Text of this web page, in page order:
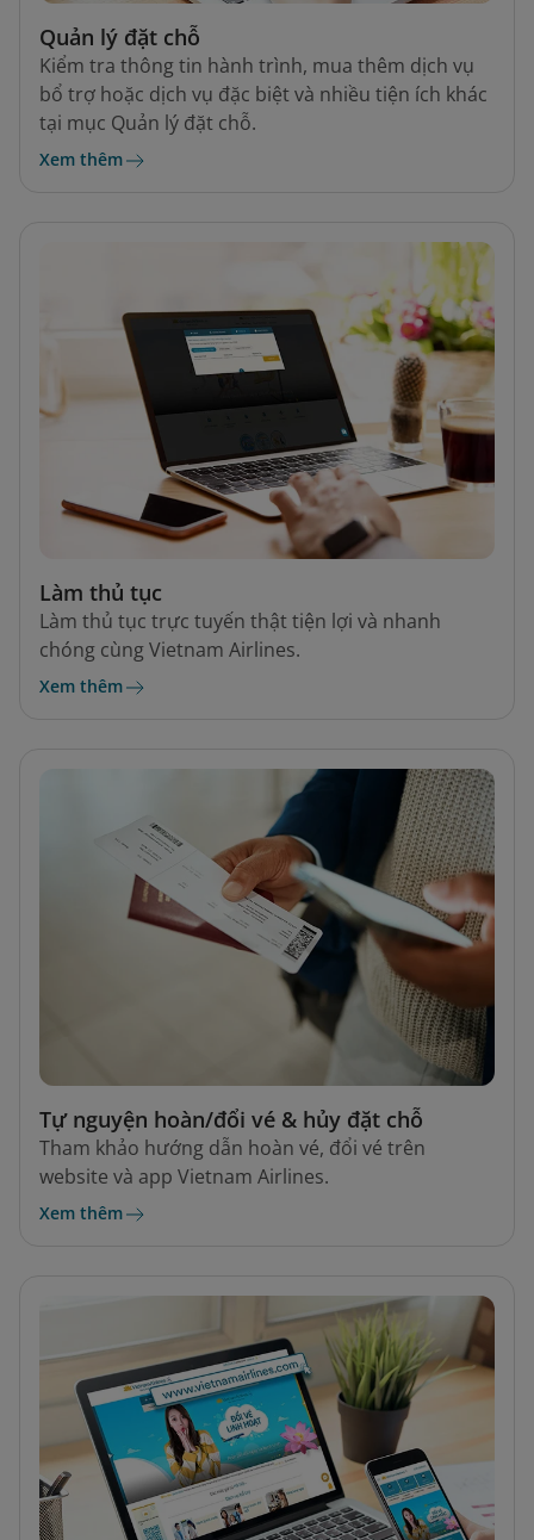
Quản lý đặt chỗ
Kiểm tra thông tin hành trình, mua thêm dịch vụ
bổ trợ hoặc dịch vụ đặc biệt và nhiều tiện ích khác
tại mục Quản lý đặt chỗ.
Xem thêm
Làm thủ tục
Làm thủ tục trực tuyến thật tiện lợi và nhanh
chóng cùng Vietnam Airlines.
Xem thêm
Tự nguyện hoàn/đổi vé & hủy đặt chỗ
Tham khảo hướng dẫn hoàn vé, đổi vé trên
website và app Vietnam Airlines.
Xem thêm